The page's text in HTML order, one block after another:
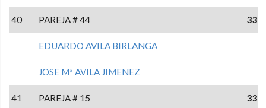
40 PAREJA # 44 33
EDUARDO AVILA BIRLANGA
JOSE Mª AVILA JIMENEZ
41 PAREJA # 15 33